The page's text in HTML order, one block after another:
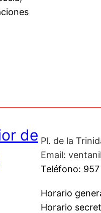
de Pl. de la
Email:
Teléfono:
Horario
Horario